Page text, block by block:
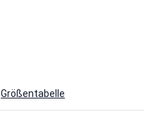
Größentabelle